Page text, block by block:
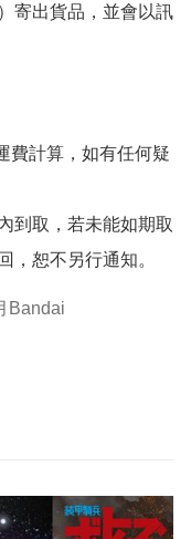
寄出貨品，並會以訊
費計算，如有任何疑
到取，若未能如期取
，恕不另行通知。
Bandai